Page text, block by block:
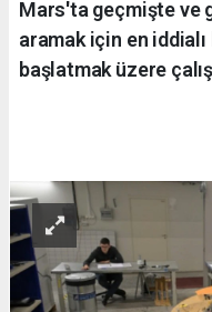
Mars'ta geçmişte ve
aramak için en
başlatmak üzere